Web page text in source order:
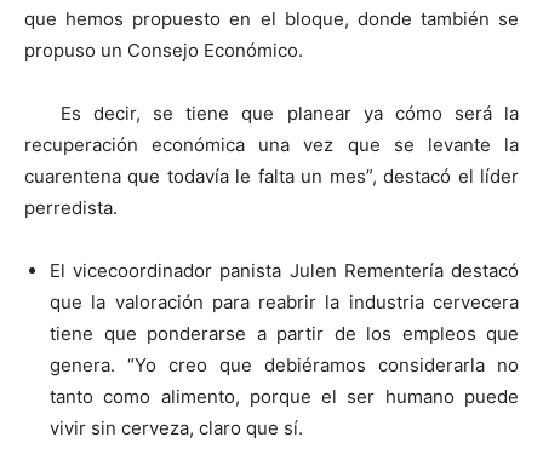
que hemos propuesto en el bloque, donde también se
propuso un Consejo Económico.
Es decir, se tiene que planear ya cómo será la
recuperación económica una vez que se levante la
cuarentena que todavía le falta un mes”, destacó el líder
perredista.
El vicecoordinador panista Julen Rementería destacó
que la valoración para reabrir la industria cervecera
tiene que ponderarse a partir de los empleos que
genera. “Yo creo que debiéramos considerarla no
tanto como alimento, porque el ser humano puede
vivir sin cerveza, claro que sí.